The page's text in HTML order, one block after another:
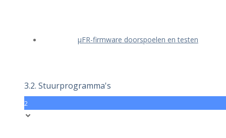
μFR-firmware doorspoelen en testen
3.2. Stuurprogramma's
2